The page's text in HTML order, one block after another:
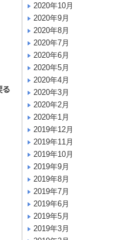
2020年10月
2020年9月
2020年8月
2020年7月
2020年6月
2020年5月
2020年4月
2020年3月
2020年2月
2020年1月
2019年12月
2019年11月
2019年10月
2019年9月
2019年8月
2019年7月
2019年6月
2019年5月
2019年3月